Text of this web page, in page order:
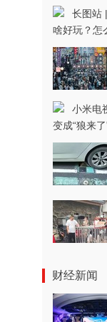
长图站
啥好玩？怎
小米电
变成“狼来了
财经新闻